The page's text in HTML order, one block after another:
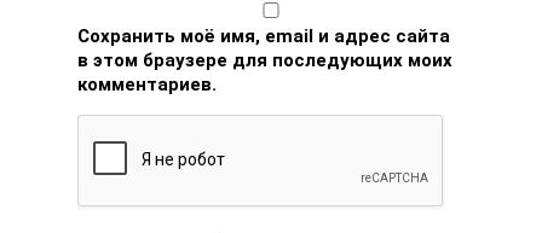
Сохранить моё имя, email и адрес сайта
в этом браузере для последующих моих
комментариев.